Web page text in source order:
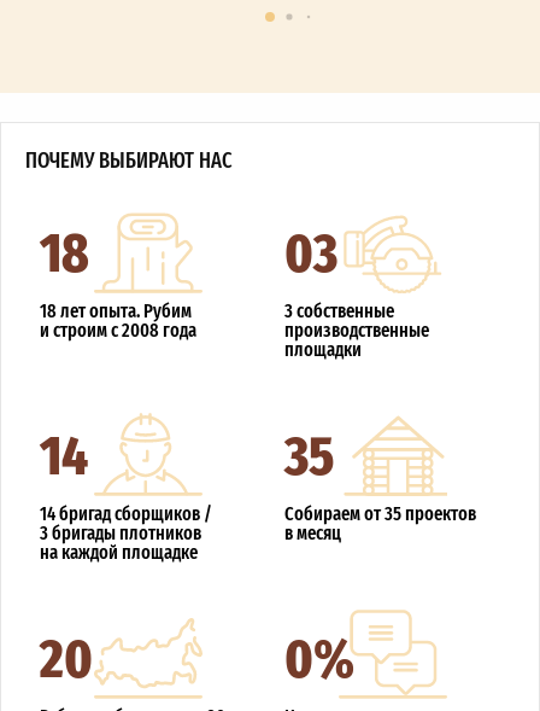
ПОЧЕМУ ВЫБИРАЮТ НАС
18
18 лет опыта. Рубим
и строим с 2008 года
03
3 собственные
производственные
площадки
14
14 бригад сборщиков /
3 бригады плотников
на каждой площадке
35
Собираем от 35 проектов
в месяц
20 0%